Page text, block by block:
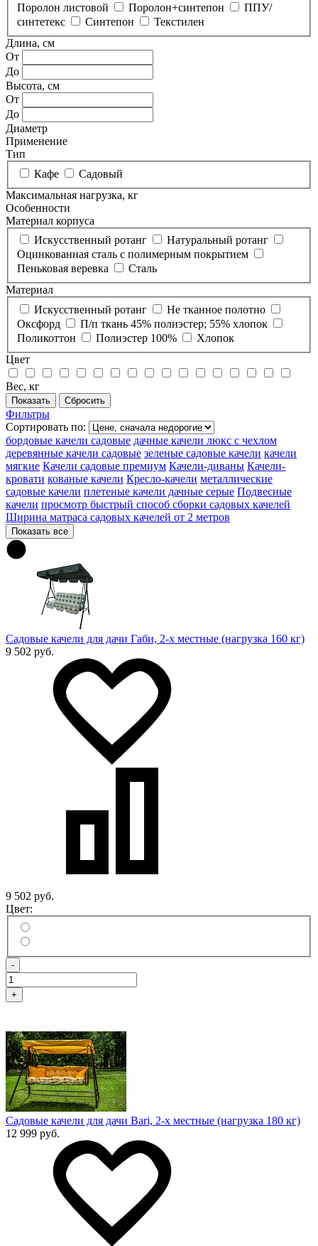
Поролон листовой
Поролон+синтепон
ППУ/
синтетекс
Синтепон
Текстилен
Длина, см
От
До
Высота, см
От
До
Диаметр
Применение
Тип
Кафе
Садовый
Максимальная нагрузка, кг
Особенности
Материал корпуса
Искусственный ротанг
Натуральный ротанг
Оцинкованная сталь с полимерным покрытием
Пеньковая веревка
Сталь
Материал
Искусственный ротанг
Не тканное полотно
Оксфорд
П/п ткань 45% полиэстер; 55% хлопок
Поликоттон
Полиэстер 100%
Хлопок
Цвет
Вес, кг
Фильтры
Сортировать по:
бордовые качели садовые дачные качели люкс с чехлом
деревянные качели садовые зеленые садовые качели качели
мягкие Качели садовые премиум Качели-диваны Качели-
кровати кованые качели Кресло-качели металлические
садовые качели плетеные качели дачные серые Подвесные
качели просмотр быстрый способ сборки садовых качелей
Ширина матраса садовых качелей от 2 метров
Показать все
Садовые качели для дачи Габи, 2-х местные (нагрузка 160 кг)
9 502 руб.
9 502 руб.
Цвет:
-
+
Садовые качели для дачи Bari, 2-х местные (нагрузка 180 кг)
12 999 руб.